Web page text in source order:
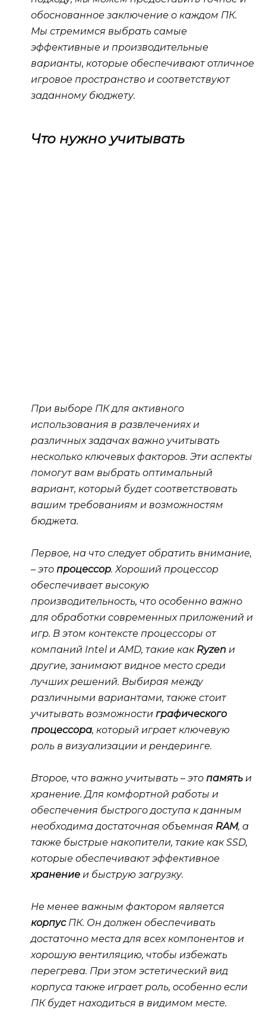
обоснованное заключение о каждом ПК.
Мы стремимся выбрать самые
эффективные и производительные
варианты, которые обеспечивают отличное
игровое пространство и соответствуют
заданному бюджету.
Что нужно учитывать
При выборе ПК для активного
использования в развлечениях и
различных задачах важно учитывать
несколько ключевых факторов. Эти аспекты
помогут вам выбрать оптимальный
вариант, который будет соответствовать
вашим требованиям и возможностям
бюджета.
Первое, на что следует обратить внимание,
– это процессор. Хороший процессор
обеспечивает высокую
производительность, что особенно важно
для обработки современных приложений и
игр. В этом контексте процессоры от
компаний Intel и AMD, такие как Ryzen и
другие, занимают видное место среди
лучших решений. Выбирая между
различными вариантами, также стоит
учитывать возможности графического
процессора, который играет ключевую
роль в визуализации и рендеринге.
Второе, что важно учитывать – это память и
хранение. Для комфортной работы и
обеспечения быстрого доступа к данным
необходима достаточная объемная RAM, а
также быстрые накопители, такие как SSD,
которые обеспечивают эффективное
хранение и быструю загрузку.
Не менее важным фактором является
корпусПК. Он должен обеспечивать
достаточно места для всех компонентов и
хорошую вентиляцию, чтобы избежать
перегрева. При этом эстетический вид
корпуса также играет роль, особенно если
ПК будет находиться в видимом месте.